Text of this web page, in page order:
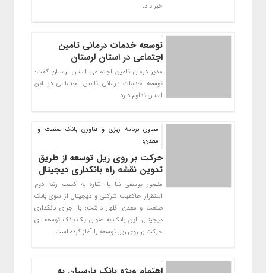
خبر داد.
توسعه خدمات درمانی تامین
اجتماعی در استان لرستان
مدیر درمان تامین اجتماعی استان لرستان گفت:
توسعه خدمات درمانی تامین اجتماعی در این
استان تداوم دارد.
معاون برنامه ريزی و فناوری بانك صنعت و
معدن:
حرکت بر روی ریل توسعه از طریق
تدوین نقشه راه بانکداری دیجیتال
منصور يوسفي نيا با اشاره به كسب رتبه دوم
استقرار حاكميت شركتي و ديجيتال از سوي بانك
صنعت و معدن اظهار داشت: با اجراي بانكداري
ديجيتال، اين بانك به عنوان يك بانك توسعه اي
حركت بر روي ريل توسعه را آغاز كرده است.